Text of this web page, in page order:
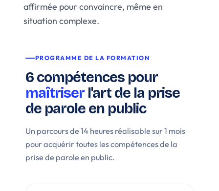
affirmée pour convaincre, même en
situation complexe.
PROGRAMME DE LA FORMATION
6 compétences pour
maîtriserl'art de la prise
de parole en public
Un parcours de 14 heures réalisable sur 1 mois
pour acquérir toutes les compétences de la
prise de parole en public.